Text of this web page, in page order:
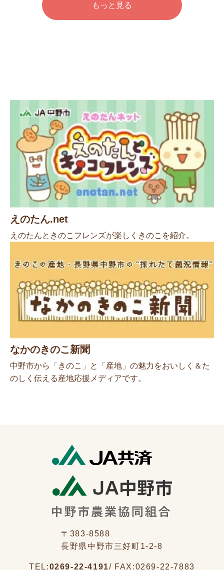
もっと見る
えのたん.net
えのたんときのこフレンズが楽しくきのこを紹介。
なかのきのこ新聞
中野市から「きのこ」と「産地」の魅力をおいしく＆た
のしく伝える産地応援メディアです。
〒383-8588
長野県中野市三好町1-2-8
TEL:0269-22-4191/ FAX:0269-22-7883